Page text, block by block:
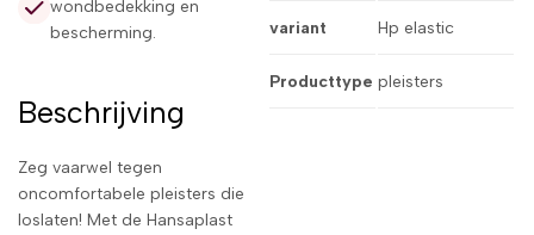
wondbedekking en
bescherming.
Beschrijving
Zeg vaarwel tegen
oncomfortabele pleisters die
loslaten! Met de Hansaplast
variant Hp elastic
Producttype pleisters